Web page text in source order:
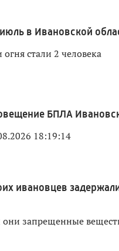
в Ивановской
стали 2 человека
БПЛА
18:19:14
ивановцев
запрещенные